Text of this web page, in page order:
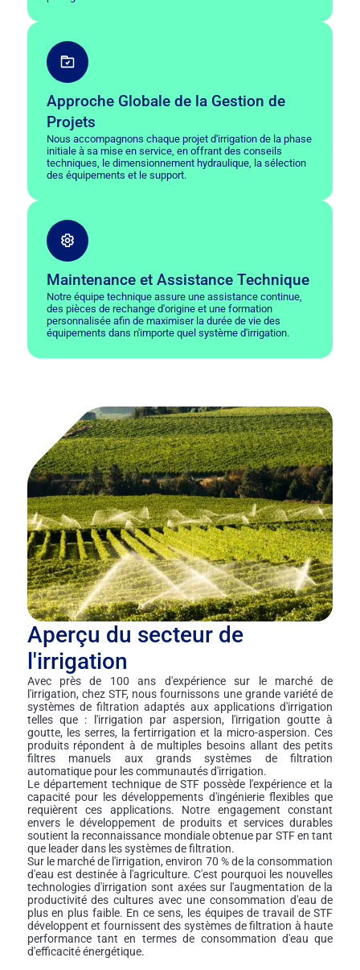
Approche Globale de la Gestion de
Projets
Nous accompagnons chaque projet d'irrigation de la phase
initiale à sa mise en service, en offrant des conseils
techniques, le dimensionnement hydraulique, la sélection
des équipements et le support.
Maintenance et Assistance Technique
Notre équipe technique assure une assistance continue,
des pièces de rechange d'origine et une formation
personnalisée afin de maximiser la durée de vie des
équipements dans n'importe quel système d'irrigation.
Aperçu du secteur de
l'irrigation
Avec près de 100 ans d'expérience sur le marché de
l'irrigation, chez STF, nous fournissons une grande variété de
systèmes de filtration adaptés aux applications d'irrigation
telles que : l'irrigation par aspersion, l'irrigation goutte à
goutte, les serres, la fertirrigation et la micro-aspersion. Ces
produits répondent à de multiples besoins allant des petits
filtres manuels aux grands systèmes de filtration
automatique pour les communautés d'irrigation.
Le département technique de STF possède l'expérience et la
capacité pour les développements d'ingénierie flexibles que
requièrent ces applications. Notre engagement constant
envers le développement de produits et services durables
soutient la reconnaissance mondiale obtenue par STF en tant
que leader dans les systèmes de filtration.
Sur le marché de l'irrigation, environ 70 % de la consommation
d'eau est destinée à l'agriculture. C'est pourquoi les nouvelles
technologies d'irrigation sont axées sur l'augmentation de la
productivité des cultures avec une consommation d'eau de
plus en plus faible. En ce sens, les équipes de travail de STF
développent et fournissent des systèmes de filtration à haute
performance tant en termes de consommation d'eau que
d'efficacité énergétique.